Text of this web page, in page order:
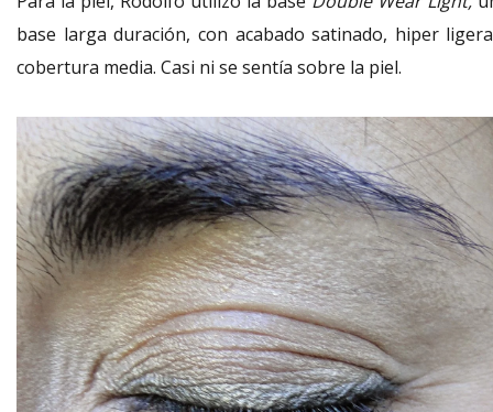
base larga duración, con acabado satinado, hiper
cobertura media. Casi ni se sentía sobre la piel.